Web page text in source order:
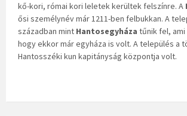
kő-kori, római kori leletek kerültek felszínre. A
ősi személynév már 1211-ben felbukkan. A
században mint Hantosegyháza tűnik fel,
hogy ekkor már egyháza is volt. A település a
Hantosszéki kun kapitányság központja volt.